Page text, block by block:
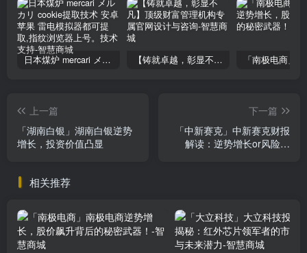
日本煤炉 mercari メルカリ cookie提取技术 安卓 苹果 雷电模拟器都可提取,指纹浏览器上号。技术支持 【铸就卓越，彰显不凡】顶级财富管理机构专属官网设计与咨询
上一篇
「湖南白银」湖南白银逆势
增长，投资价值凸显
下一篇
「中新赛克」中新赛克财报
解读：逆势增长or风险预
相关推荐